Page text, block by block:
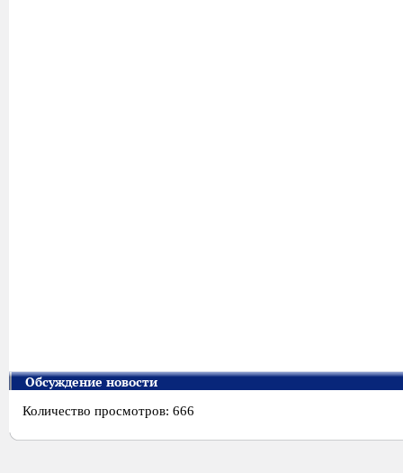
Обсуждение новости
Количество просмотров: 666